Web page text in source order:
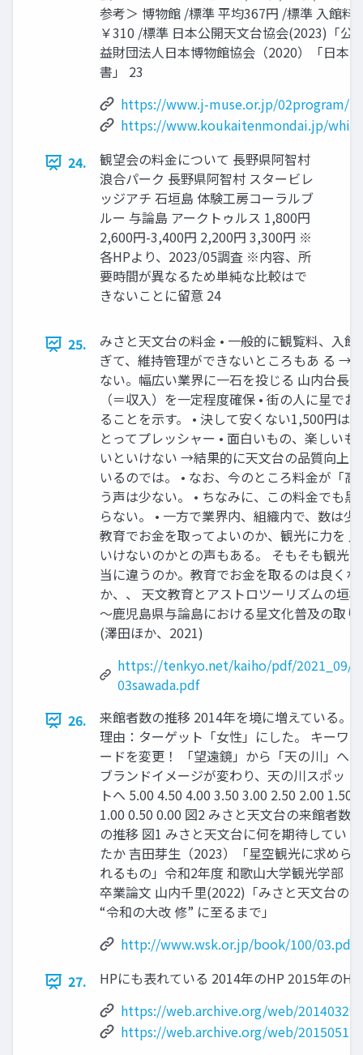
参考＞ 博物館 /標準 平均367円 /標準 入館料
￥310 /標準 日本公開天文台協会(2023)「公
益財団法人日本博物館協会（2020）「日本
書」 23
https://www.j-muse.or.jp/02program/
https://www.koukaitenmondai.jp/
24.
観望会の料金について 長野県阿智村
浪合パーク 長野県阿智村 スタービレ
ッジアチ 石垣島 体験工房コーラルブ
ルー 与論島 アークトゥルス 1,800円
2,600円-3,400円 2,200円 3,300円 ※
各HPより、2023/05調査 ※内容、所
要時間が異なるため単純な比較はで
きないことに留意 24
25.
みさと天文台の料金 • 一般的に観覧料、入館
ぎて、維持管理ができないところもあ る →
ない。幅広い業界に一石を投じる 山内台長 •
（＝収入）を一定程度確保 • 街の人に星で
ることを示す。 • 決して安くない1,500円は
とってプレッシャー • 面白いもの、楽しいも
いといけない →結果的に天文台の品質向上
いるのでは。 • なお、今のところ料金が「高
う声は少ない。 • ちなみに、この料金でも黒
らない。 • 一方で業界内、組織内で、数は少
教育でお金を取ってよいのか、観光に力を
いけないのかとの声もある。 そもそも観光
当に違うのか。教育でお金を取るのは良くな
か、、 天文教育とアストロツーリズムの垣
～鹿児島県与論島における星文化普及の取
(澤田ほか、2021)
https://tenkyo.net/kaiho/pdf/2021_09/
03sawada.pdf
26.
来館者数の推移 2014年を境に増えている。
理由：ターゲット「女性」にした。 キーワ
ードを変更！ 「望遠鏡」から「天の川」へ
ブランドイメージが変わり、天の川スポッ
トへ 5.00 4.50 4.00 3.50 3.00 2.50 2.00 1.50
1.00 0.50 0.00 図2 みさと天文台の来館者数
の推移 図1 みさと天文台に何を期待してい
たか 吉田芽生（2023）「星空観光に求めら
れるもの」令和2年度 和歌山大学観光学部
卒業論文 山内千里(2022)「みさと天文台の
“令和の大改 修” に至るまで」
http://www.wsk.or.jp/book/100/03.pdf
27.
HPにも表れている 2014年のHP 2015年のHP
https://web.archive.org/web/
https://web.archive.org/web/